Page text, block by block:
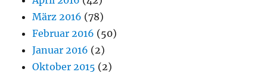
März 2016 (78)
Februar 2016 (50)
Januar 2016 (2)
Oktober 2015 (2)